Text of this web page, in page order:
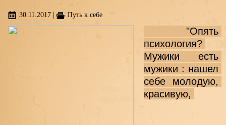
30.11.2017 Путь к себе
психология?
Мужики есть
мужики : нашел
себе молодую,
красивую,